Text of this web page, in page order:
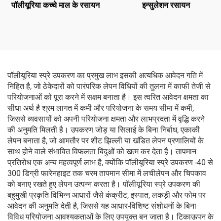
पॉलीयूरिया कच्चे माल के रसायन
इन्सुलेशन रसायन
पॉलीयूरिया स्प्रे उपकरण का प्रमुख लाभ इसकी अत्यधिक आवेदन गति में
निहित है, जो ठेकेदारों को पारंपरिक लेपन विधियों की तुलना में काफी तेजी से
परियोजनाओं को पूरा करने में सक्षम बनाता है। इस त्वरित आवेदन क्षमता का
सीधा अर्थ है श्रम लागत में कमी और परियोजना के समय सीमा में कमी,
जिससे व्यवसायों को अपनी परियोजना क्षमता और लाभप्रदता में वृद्धि करने
की अनुमति मिलती है। उपकरण जोड़ या सिलाई के बिना निर्बाध, एकाकी
लेपन बनाता है, जो आमतौर पर शीट झिल्ली या खंडित लेपन प्रणालियों के
साथ होने वाले संभावित विफलता बिंदुओं को खत्म कर देता है। तापमान
प्रतिरोध एक अन्य महत्वपूर्ण लाभ है, क्योंकि पॉलीयूरिया स्प्रे उपकरण -40 से
300 डिग्री फारेनहाइट तक चरम तापमान सीमा में लचीलेपन और चिपकाव
को बनाए रखते हुए लेपन उत्पन्न करता है। पॉलीयूरिया स्प्रे उपकरण की
बहुमुखी प्रकृति विभिन्न आधारों जैसे कंक्रीट, इस्पात, लकड़ी और फोम पर
आवेदन की अनुमति देती है, जिससे यह आधार-विशिष्ट संशोधनों के बिना
विविध परियोजना आवश्यकताओं के लिए उपयुक्त बन जाता है। टिकाऊपन के